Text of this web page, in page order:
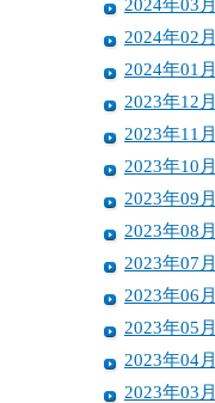
2024年03月
2024年02月
2024年01月
2023年12月
2023年11月
2023年10月
2023年09月
2023年08月
2023年07月
2023年06月
2023年05月
2023年04月
2023年03月